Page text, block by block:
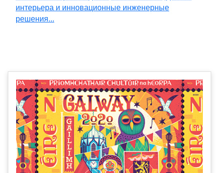
интерьера и инновационные инженерные
решения...